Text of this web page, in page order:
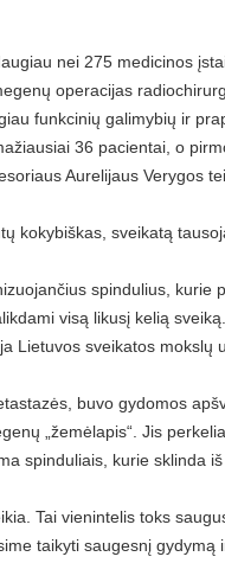
nei 275 medicinos
operacijas
funkcinių galimybių ir
36 pacientai, o
Aurelijaus Verygos
kokybiškas, sveikatą
spindulius,
visą likusį kelią
Lietuvos sveikatos
buvo gydomos
„žemėlapis“. Jis
spinduliais, kurie sklinda
Tai vienintelis toks
taikyti saugesnį